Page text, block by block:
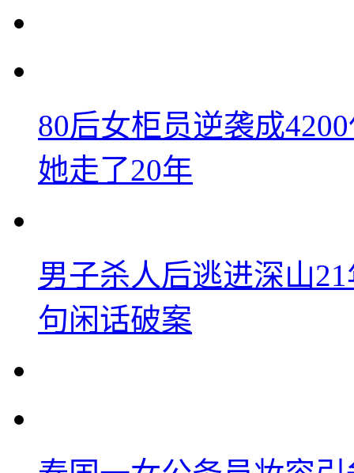
80后女柜员逆袭成
她走了20年
男子杀人后逃进深山
句闲话破案